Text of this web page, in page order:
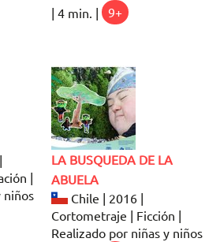
| 4 min. |
9+
|
niños
LA BUSQUEDA DE LA
ABUELA
Chile | 2016 |
Cortometraje | Ficción |
Realizado por niñas y niños